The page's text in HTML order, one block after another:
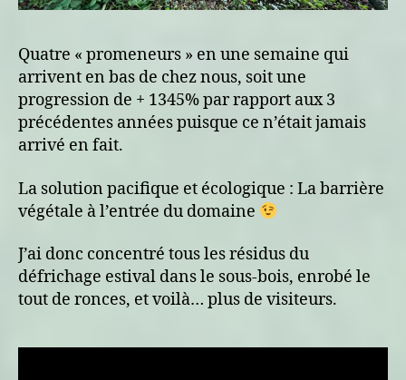
Quatre « promeneurs » en une semaine qui
arrivent en bas de chez nous, soit une
progression de + 1345% par rapport aux 3
précédentes années puisque ce n’était jamais
arrivé en fait.
La solution pacifique et écologique : La barrière
végétale à l’entrée du domaine
J’ai donc concentré tous les résidus du
défrichage estival dans le sous-bois, enrobé le
tout de ronces, et voilà… plus de visiteurs.